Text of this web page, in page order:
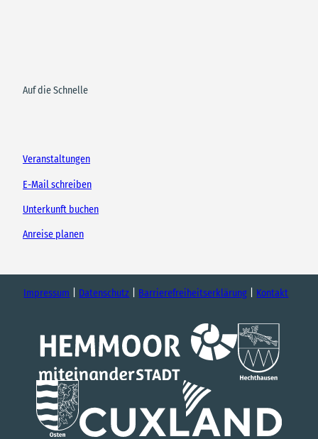
Auf die Schnelle
Veranstaltungen
E-Mail schreiben
Unterkunft buchen
Anreise planen
Impressum Datenschutz Barrierefreiheitserklärung Kontakt